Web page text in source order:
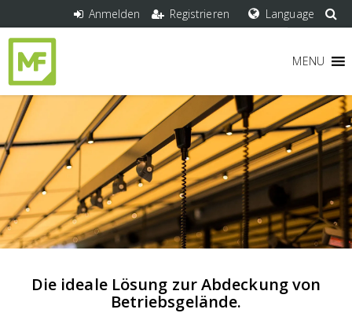
Anmelden Registrieren Language
MENU
Die ideale Lösung zur Abdeckung von
Betriebsgelände.